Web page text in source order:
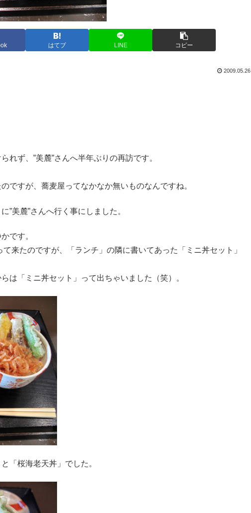
はてブ LINE コピー
2009.05.26
れず、”美麓”さんへ半年ぶりの再訪です。
ですが、蕎麦屋ってなかなか無いものなんですね。
”美麓”さんへ行く事にしました。
です。
来たのですが、「ランチ」の隣に書いてあった「ミニ丼セット」
は「ミニ丼セット」って出ちゃいました（笑）。
「桜海老天丼」でした。